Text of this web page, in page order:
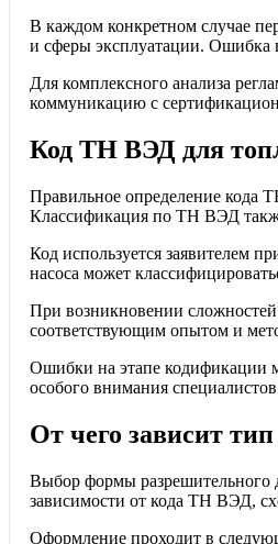
В каждом конкретном случае
и сферы эксплуатации. Ошибка
Для комплексного анализа
коммуникацию с
Код ТН ВЭД для
Правильное определение кода
Классификация по ТН ВЭД
Код используется заявителем
насоса может
При возникновении
соответствующим опытом и
Ошибки на этапе кодификации
особого внимания
От чего зависит
Выбор формы разрешительного
зависимости от кода ТН ВЭД,
Оформление проходит в